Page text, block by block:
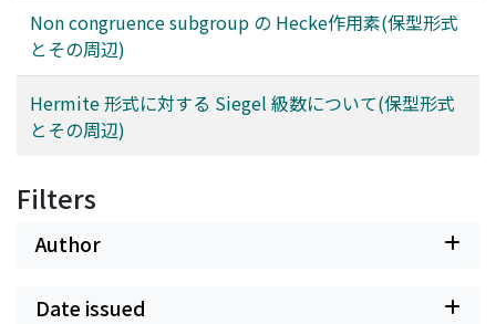
Non congruence subgroup の Hecke作用素(保型形式
とその周辺)
Hermite 形式に対する Siegel 級数について(保型形式
とその周辺)
Filters
Author
Date issued